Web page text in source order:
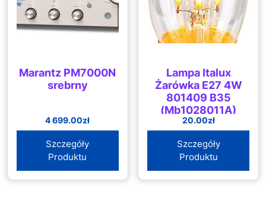
Marantz PM7000N
srebrny
4 699.00zł
Szczegóły
Produktu
Lampa Italux
Żarówka E27 4W
801409 B35
(Mb1028011A)
20.00zł
Szczegóły
Produktu